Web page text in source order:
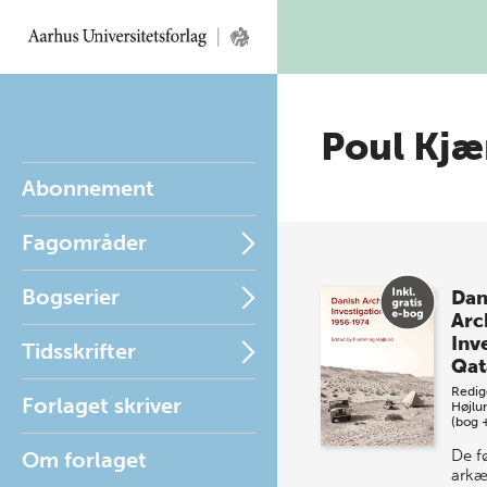
Abonnement
Fagområder
Bogserier
Tidsskrifter
Forlaget skriver
Om forlaget
Poul
(bog
De